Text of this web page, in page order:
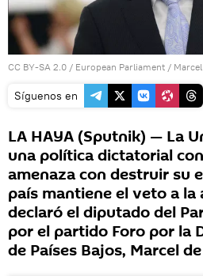
CC BY-SA 2.0 / European Parliament /
Síguenos en
LA HAYA (Sputnik) — La
una política dictatorial
amenaza con destruir su
país mantiene el veto a la
declaró el diputado del
por el partido Foro por la
de Países Bajos, Marcel